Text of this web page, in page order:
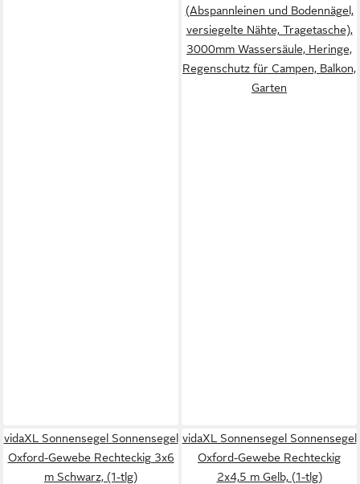
(Abspannleinen und Bodennägel,
versiegelte Nähte, Tragetasche),
3000mm Wassersäule, Heringe,
Regenschutz für Campen, Balkon,
Garten
vidaXL Sonnensegel Sonnensegel
Oxford-Gewebe Rechteckig 3x6
m Schwarz, (1-tlg)
vidaXL Sonnensegel Sonnensegel
Oxford-Gewebe Rechteckig
2x4,5 m Gelb, (1-tlg)